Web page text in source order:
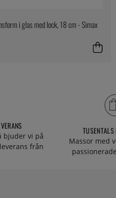
i glas med lock, 18 cm - Simax
bjuder vi på
från
Massor med